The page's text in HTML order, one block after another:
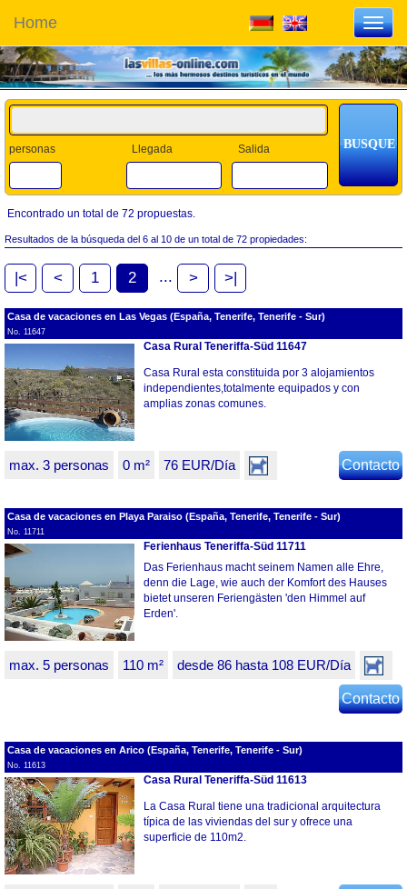
Home
personas Llegada Salida
Encontrado un total de 72 propuestas.
Resultados de la búsqueda del 6 al 10 de un total de 72 propiedades:
|< < 1 2 ... > >|
Casa de vacaciones en Las Vegas (España, Tenerife, Tenerife - Sur)
No. 11647
Casa Rural Teneriffa-Süd 11647
Casa Rural esta constituida por 3 alojamientos
independientes,totalmente equipados y con
amplias zonas comunes.
max. 3 personas 0 m² 76 EUR/Día Contacto
Casa de vacaciones en Playa Paraiso (España, Tenerife, Tenerife - Sur)
No. 11711
Ferienhaus Teneriffa-Süd 11711
Das Ferienhaus macht seinem Namen alle Ehre,
denn die Lage, wie auch der Komfort des Hauses
bietet unseren Feriengästen 'den Himmel auf
Erden'.
max. 5 personas 110 m² desde 86 hasta 108 EUR/Día
Contacto
Casa de vacaciones en Arico (España, Tenerife, Tenerife - Sur)
No. 11613
Casa Rural Teneriffa-Süd 11613
La Casa Rural tiene una tradicional arquitectura
típica de las viviendas del sur y ofrece una
superficie de 110m2.